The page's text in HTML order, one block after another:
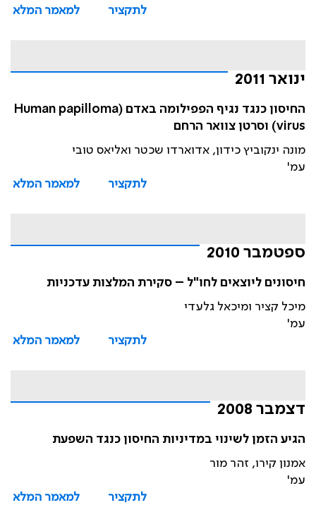
לתקציר
למאמר המלא
ינואר 2011
החיסון כנגד נגיף הפפילומה באדם (Human papilloma
virus) וסרטן צוואר הרחם
מונה ינקוביץ כידון, אדוארדו שכטר ואליאס טובי
עמ'
לתקציר
למאמר המלא
ספטמבר 2010
חיסונים ליוצאים לחו"ל – סקירת המלצות עדכניות
מיכל קציר ומיכאל גלעדי
עמ'
לתקציר
למאמר המלא
דצמבר 2008
הגיע הזמן לשינוי במדיניות החיסון כנגד השפעת
אמנון קירו, זהר מור
עמ'
לתקציר
למאמר המלא